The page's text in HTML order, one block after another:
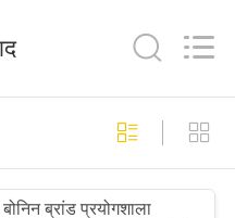
स्याही
33
बोनिन ब्रांड प्रयोगशाला